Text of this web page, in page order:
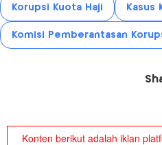
Korupsi Kuota Haji Kasus
Komisi Pemberantasan